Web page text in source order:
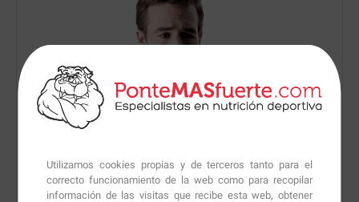
Utilizamos cookies propias y de terceros tanto para el
correcto funcionamiento de la web como para recopilar
información de las visitas que recibe esta web, obtener